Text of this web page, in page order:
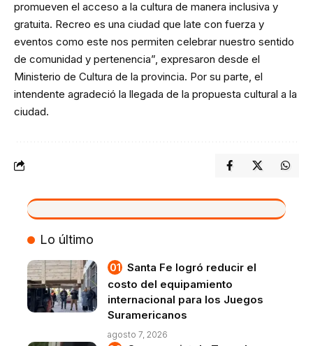
promueven el acceso a la cultura de manera inclusiva y
gratuita. Recreo es una ciudad que late con fuerza y
eventos como este nos permiten celebrar nuestro sentido
de comunidad y pertenencia”, expresaron desde el
Ministerio de Cultura de la provincia. Por su parte, el
intendente agradeció la llegada de la propuesta cultural a la
ciudad.
VIVO
Lo último
Santa Fe logró reducir el
costo del equipamiento
internacional para los Juegos
Suramericanos
agosto 7, 2026